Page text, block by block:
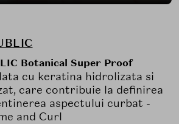
Botanical Super Proof
cu keratina hidrolizata si
care contribuie la definirea
aspectului curbat -
and Curl